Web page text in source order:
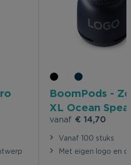
BoomPods -
XL Ocean
vanaf € 14,70
Vanaf 100 stuks
Met eigen logo en